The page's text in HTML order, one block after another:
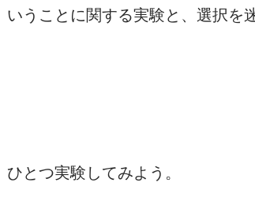
いうことに関する実験と、選択を
ひとつ実験してみよう。